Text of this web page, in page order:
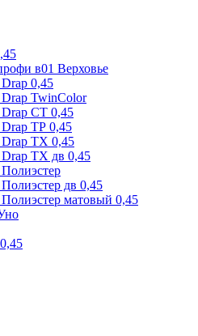
в01 Верховье
0,45
TwinColor
СТ 0,45
ТР 0,45
Drap ТХ 0,45
ТХ дв 0,45
дв 0,45
матовый 0,45